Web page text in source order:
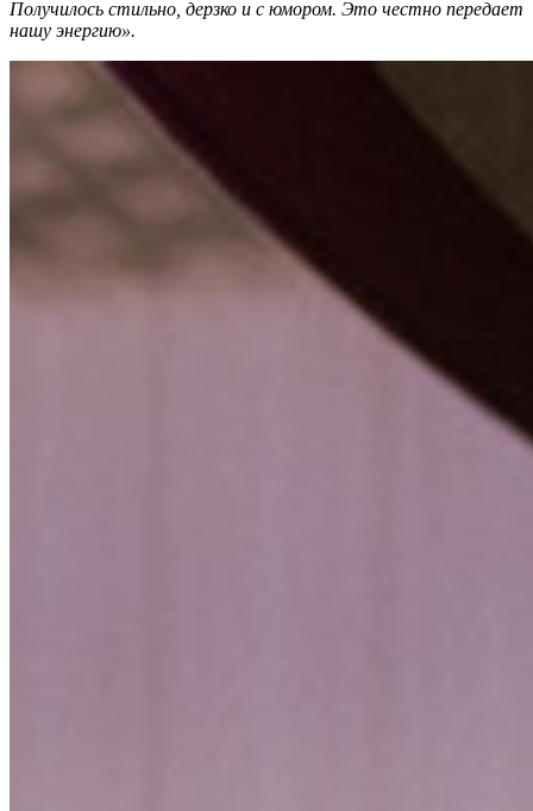
Получилось стильно, дерзко и с юмором. Это честно передает
нашу энергию».